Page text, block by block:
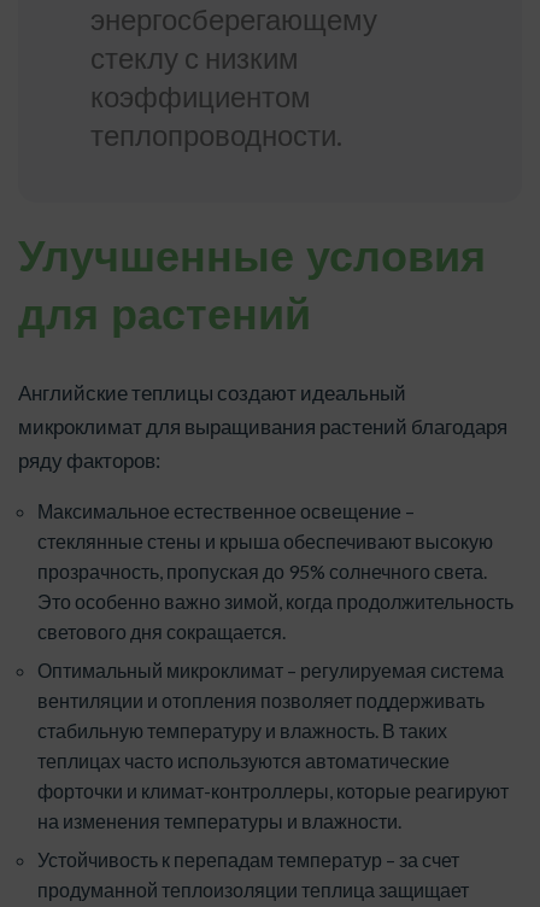
энергосберегающему
стеклу с низким
коэффициентом
теплопроводности.
Улучшенные условия
для растений
Английские теплицы создают идеальный
микроклимат для выращивания растений благодаря
ряду факторов:
Максимальное естественное освещение –
стеклянные стены и крыша обеспечивают высокую
прозрачность, пропуская до 95% солнечного света.
Это особенно важно зимой, когда продолжительность
светового дня сокращается.
Оптимальный микроклимат – регулируемая система
вентиляции и отопления позволяет поддерживать
стабильную температуру и влажность. В таких
теплицах часто используются автоматические
форточки и климат-контроллеры, которые реагируют
на изменения температуры и влажности.
Устойчивость к перепадам температур – за счет
продуманной теплоизоляции теплица защищает